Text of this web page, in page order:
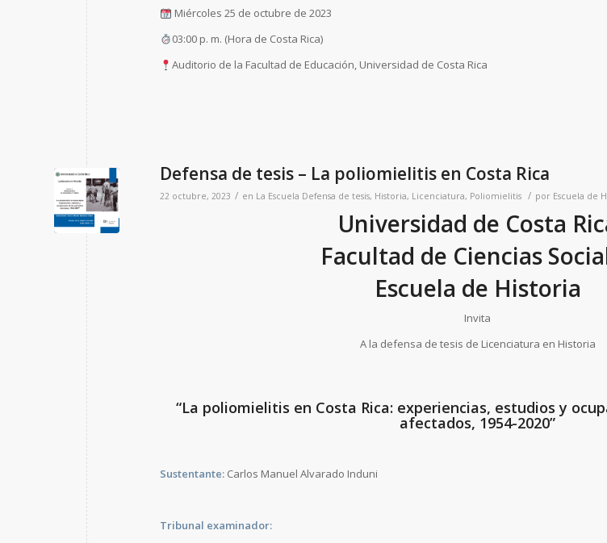
Miércoles 25 de octubre de 2023
03:00 p. m. (Hora de Costa Rica)
Auditorio de la Facultad de Educación, Universidad de Costa Rica
Defensa de tesis – La poliomielitis en Costa Rica
22 octubre, 2023 / en La Escuela Defensa de tesis, Historia, Licenciatura, Poliomielitis / por Escuela de
Universidad de Costa
Facultad de Ciencias
Escuela de Historia
Invita
A la defensa de tesis de Licenciatura en Historia
“La poliomielitis en Costa Rica: experiencias, estudios y
afectados, 1954-2020”
Sustentante: Carlos Manuel Alvarado Induni
Tribunal examinador: